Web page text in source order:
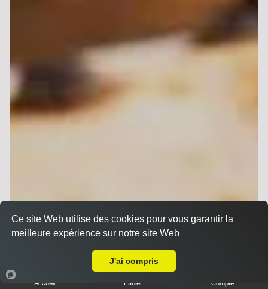
Accueil Panier Compte
Ce site Web utilise des cookies pour vous garantir la
meilleure expérience sur notre site Web
J'ai compris